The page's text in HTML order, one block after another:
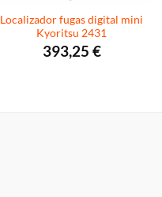
Localizador fugas digital mini
Kyoritsu 2431
393,25 €